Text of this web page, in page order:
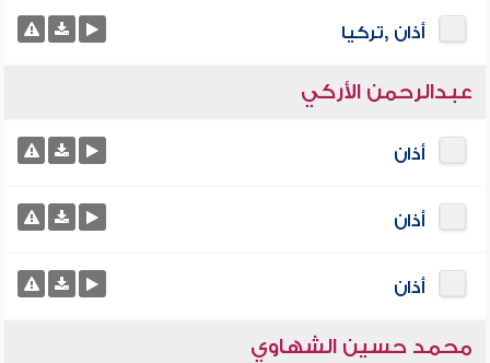
أذان ,تركيا
عبدالرحمن الأركي
أذان
أذان
أذان
محمد حسين الشهاوي